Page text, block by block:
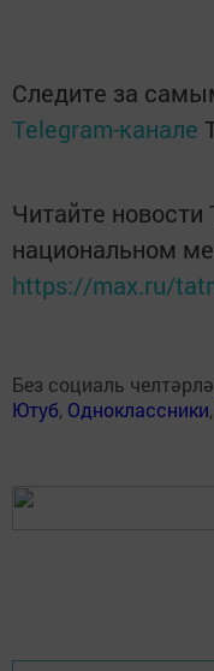
Следите за
Telegram-канале
Читайте новости
национальном
https://max.ru/
Без социаль
Ютуб, Одноклассники,